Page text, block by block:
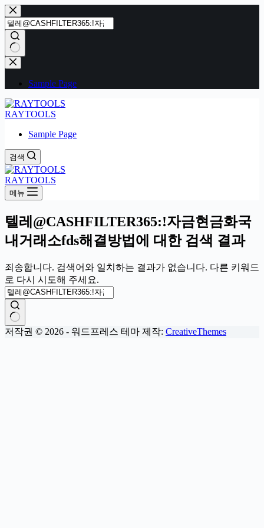
본
문
으
로
건
너
기
결
음
Sample Page
RAYTOOLS
Sample Page
검색
RAYTOOLS
메뉴
텔레@CASHFILTER365:ǃ자금현금화국
내거래소fds해결방법에 대한 검색 결과
죄송합니다. 검색어와 일치하는 결과가 없습니다. 다른 키워드
로 다시 시도해 주세요.
결
저작권 © 2026 - 워드프레스 테마 제작: CreativeThemes